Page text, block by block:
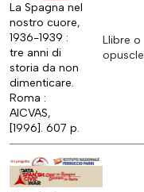
La Spagna nel
nostro cuore,
1936-1939 :
tre anni di
storia da non
dimenticare.
Roma :
AICVAS,
[1996]. 607 p.
Llibre o
opuscle